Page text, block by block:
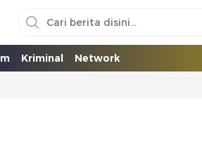
Kriminal Network